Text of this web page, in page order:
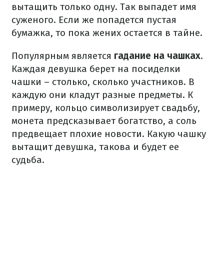
вытащить только одну. Так выпадет имя
суженого. Если же попадется пустая
бумажка, то пока жених остается в тайне.
Популярным является гадание на чашках.
Каждая девушка берет на посиделки
чашки – столько, сколько участников. В
каждую они кладут разные предметы. К
примеру, кольцо символизирует свадьбу,
монета предсказывает богатство, а соль
предвещает плохие новости. Какую чашку
вытащит девушка, такова и будет ее
судьба.